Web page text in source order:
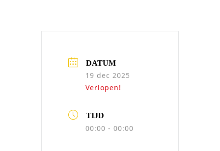
DATUM
19 dec 2025
Verlopen!
TIJD
00:00 - 00:00